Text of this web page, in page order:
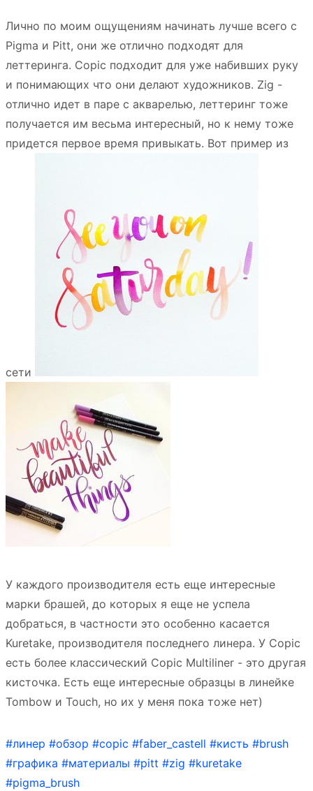
Лично по моим ощущениям начинать лучше всего с
Pigma и Pitt, они же отлично подходят для
леттеринга. Copic подходит для уже набивших руку
и понимающих что они делают художников. Zig -
отлично идет в паре с акварелью, леттеринг тоже
получается им весьма интересный, но к нему тоже
придется первое время привыкать. Вот пример из
сети
У каждого производителя есть еще интересные
марки брашей, до которых я еще не успела
добраться, в частности это особенно касается
Kuretake, производителя последнего линера. У Copic
есть более классический Copic Multiliner - это другая
кисточка. Есть еще интересные образцы в линейке
Tombow и Touch, но их у меня пока тоже нет)
#линер #обзор #copic #faber_castell #кисть #brush
#графика #материалы #pitt #zig #kuretake
#pigma_brush